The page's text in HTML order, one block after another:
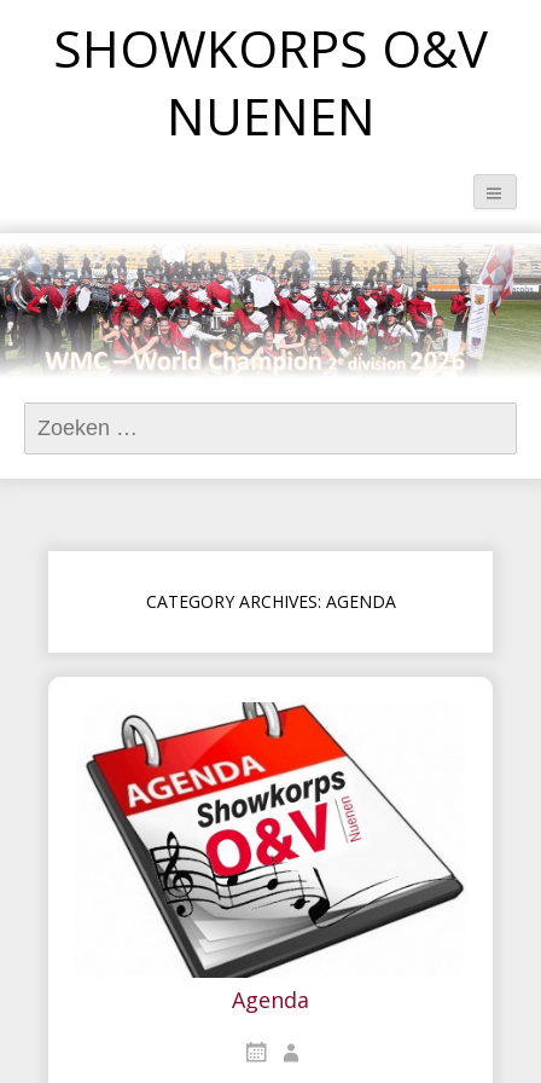
SHOWKORPS O&V
NUENEN
Zoeken naar:
CATEGORY ARCHIVES: AGENDA
Agenda